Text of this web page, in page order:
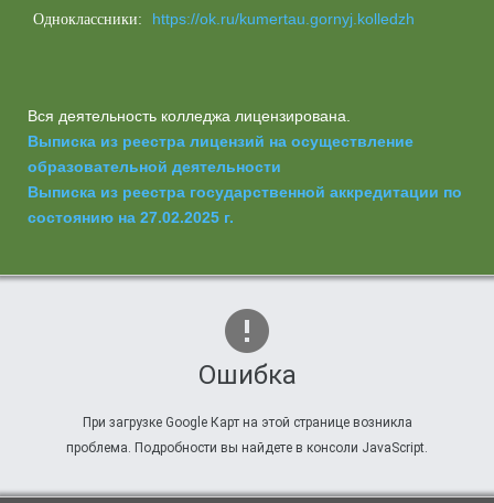
Одноклассники: https://ok.ru/kumertau.gornyj.kolledzh
Вся деятельность колледжа лицензирована.
Выписка из реестра лицензий на осуществление
образовательной деятельности
Выписка из реестра государственной аккредитации по
состоянию на 27.02.2025 г.
Ошибка
При загрузке Google Карт на этой странице возникла
проблема. Подробности вы найдете в консоли JavaScript.